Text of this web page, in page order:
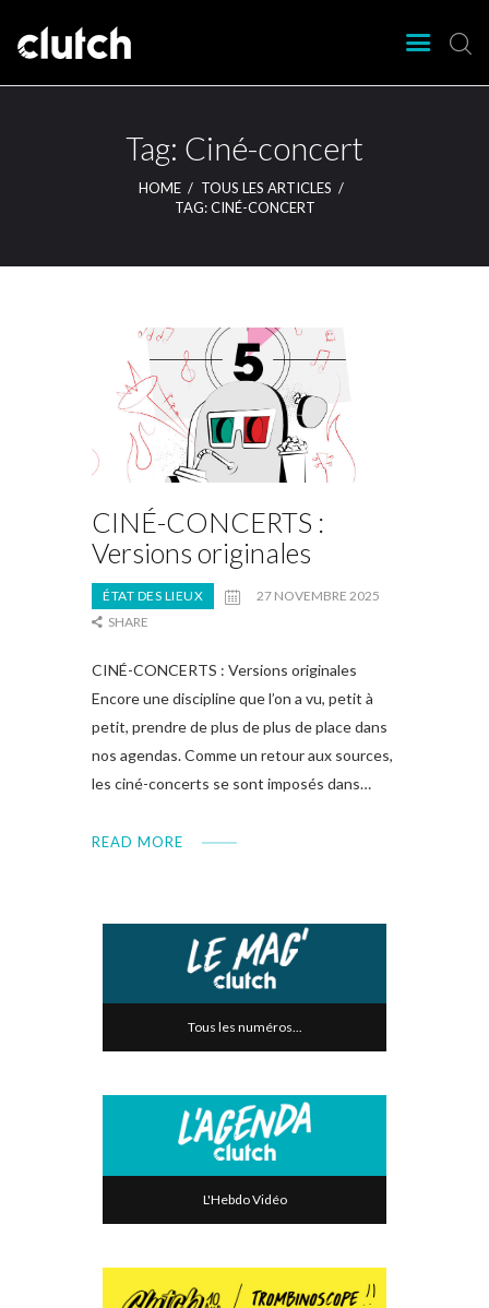
Tag: Ciné-concert
HOME
TOUS LES ARTICLES
TAG: CINÉ-CONCERT
Clutch Webzine
Agenda
Nos éditions
Magazine
Lieux
CINÉ-CONCERTS :
Versions originales
ÉTAT DES LIEUX
27 NOVEMBRE 2025
SHARE
CINÉ-CONCERTS : Versions originales
Encore une discipline que l’on a vu, petit à
petit, prendre de plus de plus de place dans
nos agendas. Comme un retour aux sources,
les ciné-concerts se sont imposés dans…
READ MORE
Tous les numéros...
L'Hebdo Vidéo